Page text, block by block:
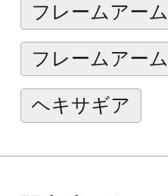
■砲身部は2種類が
るAタイプ、ブレ
作することができ
■グリップ部は可
レードのような持
フレームアー
フレームアー
ヘキサギア